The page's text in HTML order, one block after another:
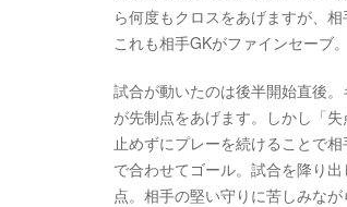
ら何度もクロスをあげますが、
これも相手GKがファインセーブ
試合が動いたのは後半開始直後
が先制点をあげます。しかし「
止めずにプレーを続けることで
で合わせてゴール。試合を降り
点。相手の堅い守りに苦しみな